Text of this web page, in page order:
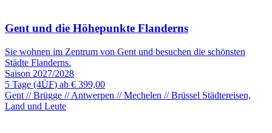
Gent und die Höhepunkte Flanderns
Sie wohnen im Zentrum von Gent und besuchen die schönsten
Städte Flanderns.
Saison 2027/2028
5 Tage (4ÜF) ab € 399,00
Gent // Brügge // Antwerpen // Mechelen // Brüssel Städtereisen,
Land und Leute